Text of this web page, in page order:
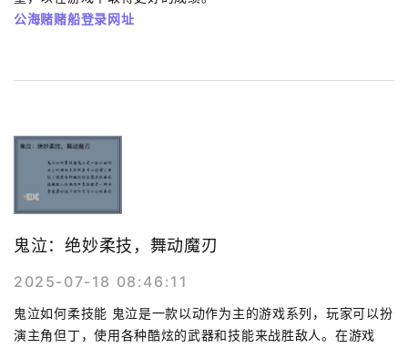
公海赌赌船登录网址
鬼泣：绝妙柔技，舞动魔刃
2025-07-18 08:46:11
鬼泣如何柔技能 鬼泣是一款以动作为主的游戏系列，玩家可以扮
演主角但丁，使用各种酷炫的武器和技能来战胜敌人。在游戏